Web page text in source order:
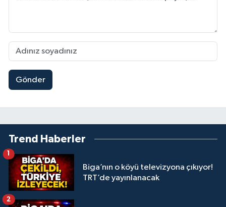
Gönder
Trend Haberler
Biga’nın o köyü televizyona çıkıyor!
TRT’de yayınlanacak
1
2